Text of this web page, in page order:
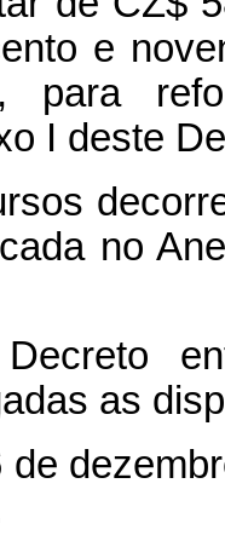
e
para
I deste
no
as